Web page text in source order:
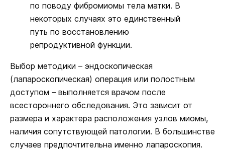
по поводу фибромиомы тела матки. В
некоторых случаях это единственный
путь по восстановлению
репродуктивной функции.
Выбор методики – эндоскопическая
(лапароскопическая) операция или полостным
доступом – выполняется врачом после
всестороннего обследования. Это зависит от
размера и характера расположения узлов миомы,
наличия сопутствующей патологии. В большинстве
случаев предпочтительна именно лапароскопия.